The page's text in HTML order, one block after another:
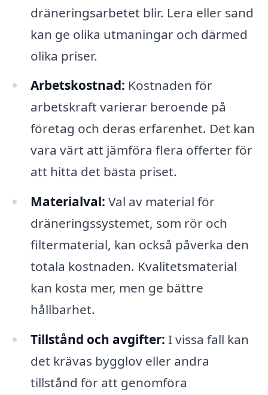
dräneringsarbetet blir. Lera eller sand
kan ge olika utmaningar och därmed
olika priser.
Arbetskostnad: Kostnaden för
arbetskraft varierar beroende på
företag och deras erfarenhet. Det kan
vara värt att jämföra flera offerter för
att hitta det bästa priset.
Materialval: Val av material för
dräneringssystemet, som rör och
filtermaterial, kan också påverka den
totala kostnaden. Kvalitetsmaterial
kan kosta mer, men ge bättre
hållbarhet.
Tillstånd och avgifter: I vissa fall kan
det krävas bygglov eller andra
tillstånd för att genomföra